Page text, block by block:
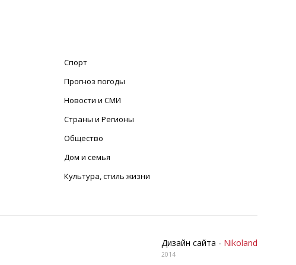
Спорт
Прогноз погоды
Новости и СМИ
Страны и Регионы
Общество
Дом и семья
Культура, стиль жизни
Дизайн сайта - Nikoland
2014